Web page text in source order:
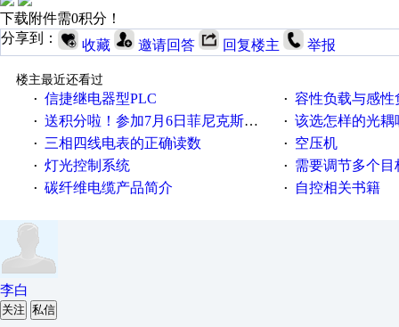
下载附件需0积分！
分享到：
收藏 邀请回答 回复楼主 举报
楼主最近还看过
· 信捷继电器型PLC · 容性负载与感性负
· 送积分啦！参加7月6日菲尼克斯在线研讨会即得 · 该选怎样的光耦
· 三相四线电表的正确读数 · 空压机
· 灯光控制系统 · 需要调节多个目标
· 碳纤维电缆产品简介 · 自控相关书籍
李白
关注 私信